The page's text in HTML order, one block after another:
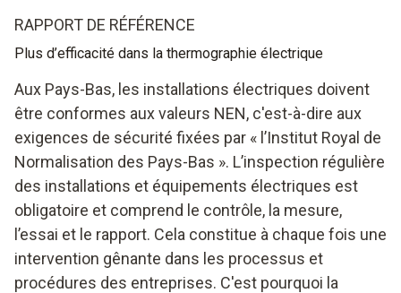
RAPPORT DE RÉFÉRENCE
Plus d’efficacité dans la thermographie électrique
Aux Pays-Bas, les installations électriques doivent
être conformes aux valeurs NEN, c'est-à-dire aux
exigences de sécurité fixées par « l’Institut Royal de
Normalisation des Pays-Bas ». L’inspection régulière
des installations et équipements électriques est
obligatoire et comprend le contrôle, la mesure,
l’essai et le rapport. Cela constitue à chaque fois une
intervention gênante dans les processus et
procédures des entreprises. C'est pourquoi la